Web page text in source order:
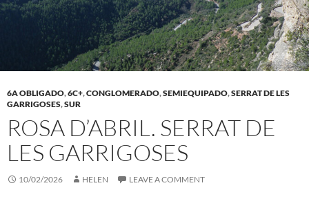
6A OBLIGADO,6C+,CONGLOMERADO,SEMIEQUIPADO,SERRAT DE LES
GARRIGOSES,SUR
ROSA D’ABRIL. SERRAT DE
LES GARRIGOSES
10/02/2026 HELEN LEAVE A COMMENT